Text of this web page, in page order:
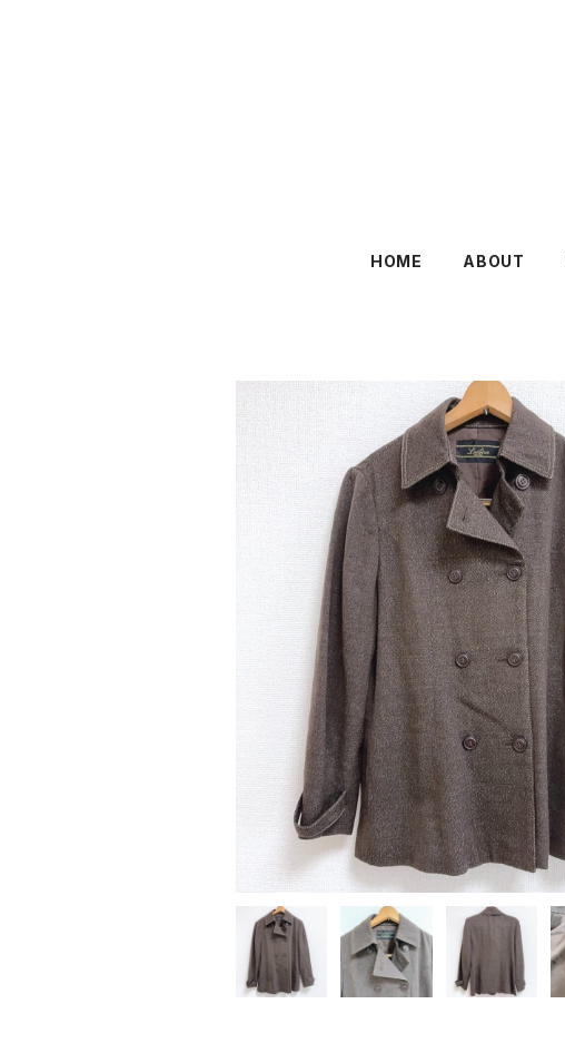
HOME ABOUT